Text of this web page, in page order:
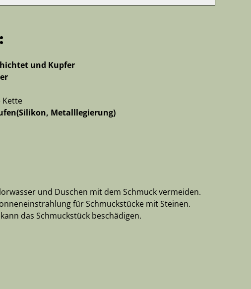
und Kupfer
Kette
Metalllegierung)
und Duschen mit dem Schmuck vermeiden.
für Schmuckstücke mit Steinen.
das Schmuckstück beschädigen.